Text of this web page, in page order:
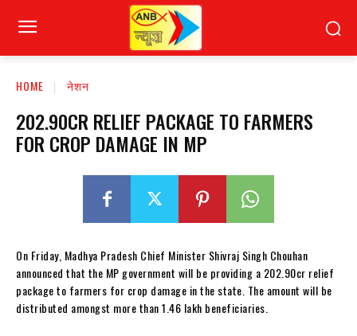
HOME नेशन
202.90CR RELIEF PACKAGE TO FARMERS
FOR CROP DAMAGE IN MP
On Friday, Madhya Pradesh Chief Minister Shivraj Singh Chouhan
announced that the MP government will be providing a 202.90cr relief
package to farmers for crop damage in the state. The amount will be
distributed amongst more than 1.46 lakh beneficiaries.